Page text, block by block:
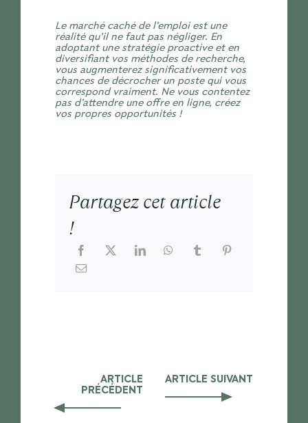
Le marché caché de l’emploi est une
réalité qu’il ne faut pas négliger. En
adoptant une stratégie proactive et en
diversifiant vos méthodes de recherche,
vous augmenterez significativement vos
chances de décrocher un poste qui vous
correspond vraiment. Ne vous contentez
pas d’attendre une offre en ligne, créez
vos propres opportunités !
Partagez cet article
!
ARTICLE
PRÉCÉDENT
ARTICLE SUIVANT